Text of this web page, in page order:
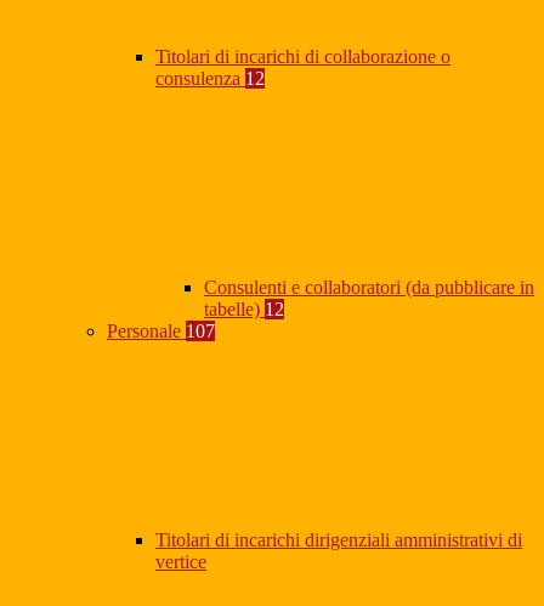
Titolari di incarichi di collaborazione o
consulenza 12
Consulenti e collaboratori (da pubblicare in
tabelle) 12
Personale 107
Titolari di incarichi dirigenziali amministrativi di
vertice